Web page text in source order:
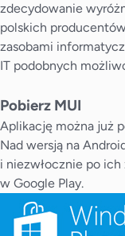
zdecydowanie
polskich
zasobami
IT podobnych
Pobierz MUI
Aplikację można już
Nad wersją na
i niezwłocznie po
w Google Play.